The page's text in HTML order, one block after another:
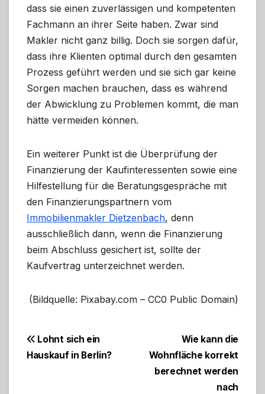
dass sie einen zuverlässigen und kompetenten
Fachmann an ihrer Seite haben. Zwar sind
Makler nicht ganz billig. Doch sie sorgen dafür,
dass ihre Klienten optimal durch den gesamten
Prozess geführt werden und sie sich gar keine
Sorgen machen brauchen, dass es während
der Abwicklung zu Problemen kommt, die man
hätte vermeiden können.
Ein weiterer Punkt ist die Überprüfung der
Finanzierung der Kaufinteressenten sowie eine
Hilfestellung für die Beratungsgespräche mit
den Finanzierungspartnern vom
Immobilienmakler Dietzenbach, denn
ausschließlich dann, wenn die Finanzierung
beim Abschluss gesichert ist, sollte der
Kaufvertrag unterzeichnet werden.
(Bildquelle: Pixabay.com – CC0 Public Domain)
BeitragsnavigationWie kann die
Wohnfläche korrekt
berechnet werden
nach
Lohnt sich ein
Hauskauf in Berlin?